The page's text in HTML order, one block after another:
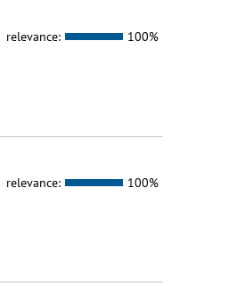
relevance: 100%
relevance: 100%